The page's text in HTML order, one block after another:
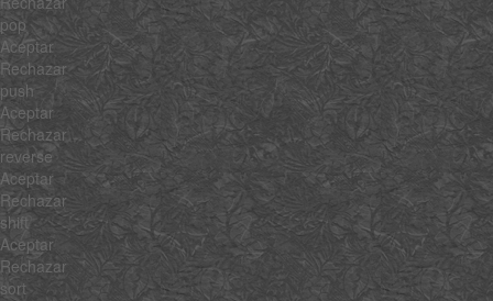
pop
Aceptar
Rechazar
push
Aceptar
Rechazar
reverse
Aceptar
Rechazar
shift
Aceptar
Rechazar
sort